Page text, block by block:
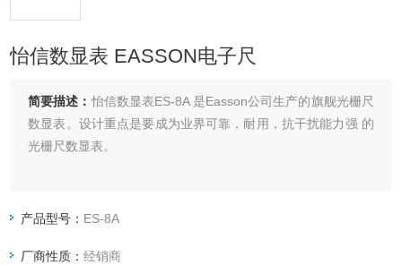
怡信数显表 EASSON电子尺
简要描述：怡信数显表ES-8A 是Easson公司生产的旗舰光栅尺
数显表。设计重点是要成为业界可靠，耐用，抗干扰能力强 的
光栅尺数显表。
产品型号： ES-8A
厂商性质：经销商